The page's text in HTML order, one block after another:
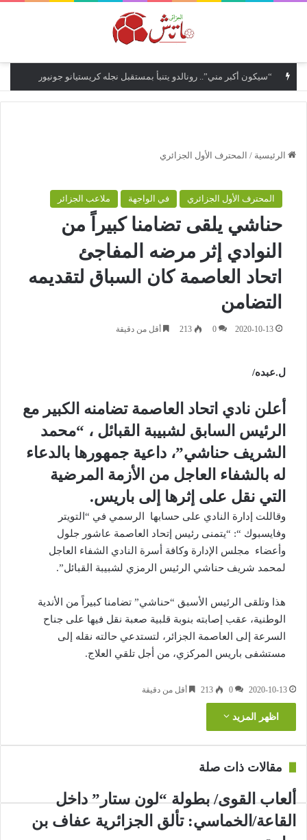
“سيكون أكبر مني”.. رونالدو يتنبأ بمستقبل نجله كريستيانو جونيور
الرئيسية / المحترف الأول الجزائري
المحترف الأول الجزائري في الواجهة ملاعب الجزائر
حناشي يلقى تضامنا كبيراً من
النوادي إثر مرضه المفاجئ
اتحاد العاصمة كان السباق لتقديمه
التضامن
2020-10-13
0
213 أقل من دقيقة
ل.عبده/
أعلن نادي اتحاد العاصمة تضامنه الكبير مع
الرئيس السابق لشبيبة القبائل ، “محمد
الشريف حناشي”، داعية جمهورها بالدعاء
له بالشفاء العاجل من الأزمة المرضية
التي نقل على إثرها إلى باريس.
وقاللت إدارة النادي على حسابها الرسمي في “التويتر
وفايسبوك “: “يتمنى رئيس إتحاد العاصمة عاشور جلول
وأعضاء مجلس الإدارة وكافة أسرة النادي الشفاء العاجل
لمحمد شريف حناشي الرئيس الرمزي لشبيبة القبائل”.
هذا وتلقى الرئيس الأسبق “حناشي” تضامنا كبيراً من الأندية
الوطنية، عقب إصابته بنوبة قلبية صعبة نقل فيها على جناح
السرعة إلى العاصمة الجزائر، لتستدعي حالته نقله إلى
مستشفى باريس المركزي، من أجل تلقي العلاج.
2020-10-13
0
213 أقل من دقيقة
اظهر المزيد
مقالات ذات صلة
ألعاب القوى/ بطولة “لون ستار” داخل
القاعة/الخماسي: تألق الجزائرية عفاف بن